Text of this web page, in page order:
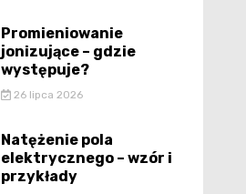
Promieniowanie
jonizujące – gdzie
występuje?
26 lipca 2026
Natężenie pola
elektrycznego – wzór i
przykłady